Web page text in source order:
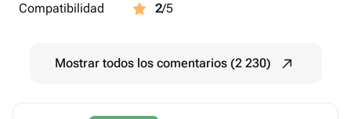
Compatibilidad
2/5
Mostrar todos los comentarios (2 230)